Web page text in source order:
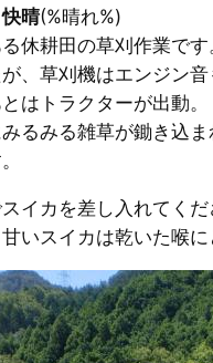
晴(%晴れ%)
休耕田の草刈作業です
、草刈機はエンジン
はトラクターが出動。
るみる雑草が鋤き込ま
イカを差し入れてくだ
いスイカは乾いた喉